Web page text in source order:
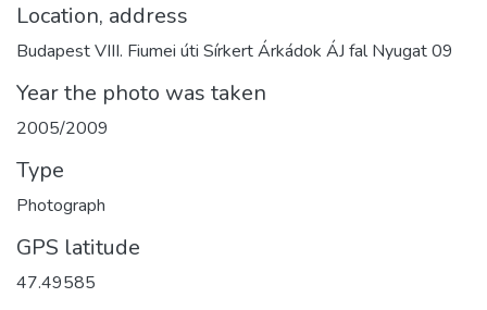
Location, address
Budapest VIII. Fiumei úti Sírkert Árkádok ÁJ fal Nyugat 09
Year the photo was taken
2005/2009
Type
Photograph
GPS latitude
47.49585